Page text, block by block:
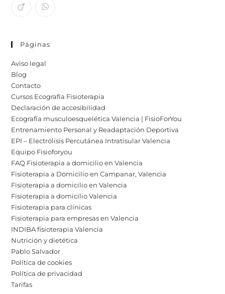
Páginas
Aviso legal
Blog
Contacto
Cursos Ecografía Fisioterapia
Declaración de accesibilidad
Ecografía musculoesquelética Valencia | FisioForYou
Entrenamiento Personal y Readaptación Deportiva
EPI – Electrólisis Percutánea Intratisular Valencia
Equipo Fisioforyou
FAQ Fisioterapia a domicilio en Valencia
Fisioterapia a Domicilio en Campanar, Valencia
Fisioterapia a domicilio en Valencia
Fisioterapia a domicilio Valencia
Fisioterapia para clínicas
Fisioterapia para empresas en Valencia
INDIBA fisioterapia Valencia
Nutrición y dietética
Pablo Salvador
Política de cookies
Política de privacidad
Tarifas